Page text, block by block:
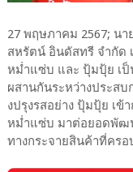
27 พฤษภาคม 2567; น
สหรัตน์ อินดัสทรี จำกัด
หม่ำแซ่บ และ ปุ้มปุ้ย เป็
ผสานกันระหว่างประส
งปรุงรสอย่าง ปุ้มปุ้ย เ
หม่ำแซ่บ มาต่อยอดพัฒ
ทางกระจายสินค้าที่คร